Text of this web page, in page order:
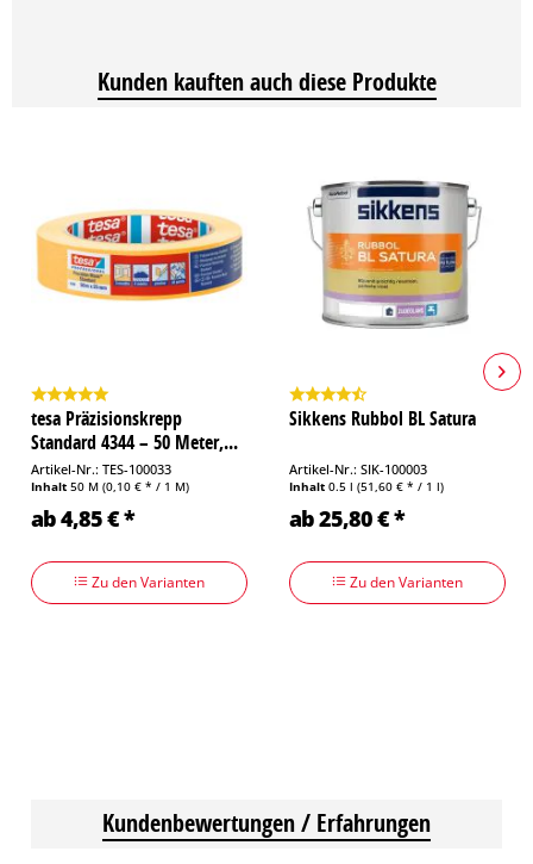
Kunden kauften auch diese Produkte
tesa Präzisionskrepp
Standard 4344 – 50 Meter,...
Artikel-Nr.: TES-100033
Inhalt 50 M (0,10 € * / 1 M)
ab 4,85 € *
Zu den Varianten
Sikkens Rubbol BL Satura
Artikel-Nr.: SIK-100003
Inhalt 0.5 l (51,60 € * / 1 l)
ab 25,80 € *
Zu den Varianten
Kundenbewertungen / Erfahrungen